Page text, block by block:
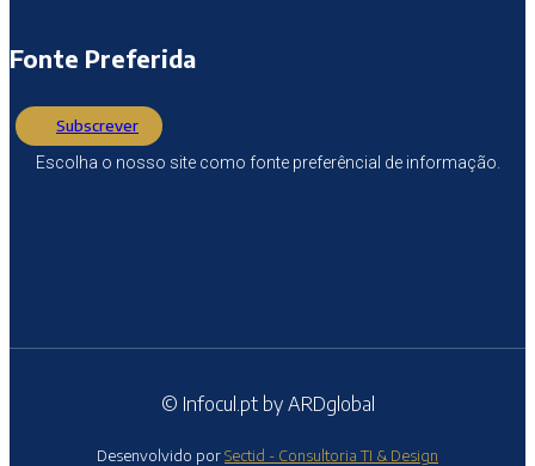
Fonte Preferida
Subscrever
Escolha o nosso site como fonte preferêncial de informação.
© Infocul.pt by ARDglobal
Desenvolvido porSectid - Consultoria TI & Design